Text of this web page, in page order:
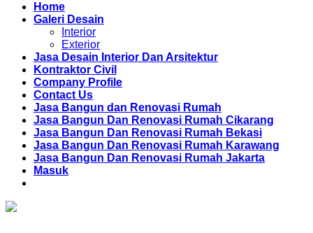
Home
Galeri Desain
Interior
Exterior
Jasa Desain Interior Dan Arsitektur
Kontraktor Civil
Company Profile
Contact Us
Jasa Bangun dan Renovasi Rumah
Jasa Bangun Dan Renovasi Rumah Cikarang
Jasa Bangun Dan Renovasi Rumah Bekasi
Jasa Bangun Dan Renovasi Rumah Karawang
Jasa Bangun Dan Renovasi Rumah Jakarta
Masuk